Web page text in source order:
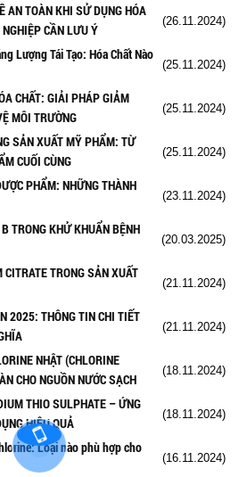
AN TOÀN KHI SỬ DỤNG HÓA
CẦN LƯU Ý
(26.11.2024)
Lượng Tái Tạo: Hóa Chất Nào
(25.11.2024)
CHẤT: GIẢI PHÁP GIẢM
MÔI TRƯỜNG
(25.11.2024)
SẢN XUẤT MỸ PHẨM: TỪ
CUỐI CÙNG
(25.11.2024)
PHẨM: NHỮNG THÀNH
(23.11.2024)
TRONG KHỬ KHUẨN BỆNH
(20.03.2025)
TRONG SẢN XUẤT
(21.11.2024)
2025: THÔNG TIN CHI TIẾT
(21.11.2024)
NHẬT (CHLORINE
CHO NGUỒN NƯỚC SẠCH
(18.11.2024)
THIO SULPHATE – ỨNG
HIỆU QUẢ
(18.11.2024)
Loại nào phù hợp cho
(16.11.2024)